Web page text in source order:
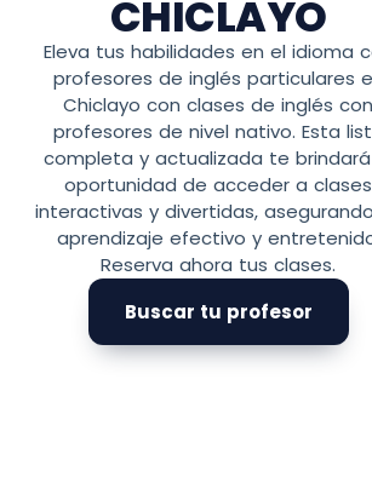
CHICLAYO
Eleva tus habilidades en el idioma
profesores de inglés particulares
Chiclayo con clases de inglés con
profesores de nivel nativo. Esta
completa y actualizada te
oportunidad de acceder a clases
interactivas y divertidas,
aprendizaje efectivo y
Reserva ahora tus clases.
Buscar tu profesor